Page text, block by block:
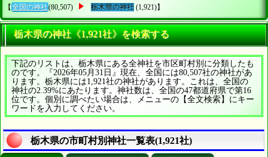
【 全国の神社(80,507) 栃木県の神社 (1,921)】
栃木県の神社《1,921社》を検索する
下記のリストは、栃木県にある全神社を市区町村別に分類したも
のです。『2026年05月31日』現在、全国には80,507社の神社があ
ります。栃木県には1,921社の神社があります。これは、全国の
神社の2.39%にあたります。神社数は、全国の47都道府県で第16
位です。個別に調べたい場合は、メニューの【全文検索】にキー
ワードを入力してください。
栃木県の市町村別神社一覧表(1,921社)